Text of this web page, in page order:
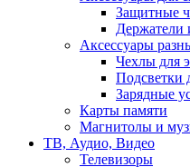
Защитные
Держатели
Аксессуары
Чехлы для
Подсветки
Зарядные
Карты памяти
Магнитолы и
ТВ, Аудио, Видео
Телевизоры